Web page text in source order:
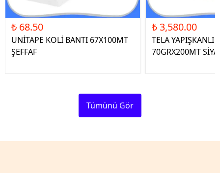
₺ 68.50
UNİTAPE KOLİ BANTI 67X100MT
ŞEFFAF
₺ 3,580.00
TELA YAPIŞKANLI
70GRX200MT
Tümünü Gör